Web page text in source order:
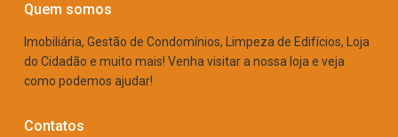
Quem somos
Imobiliária, Gestão de Condomínios, Limpeza de Edifícios, Loja
do Cidadão e muito mais! Venha visitar a nossa loja e veja
como podemos ajudar!
Contatos